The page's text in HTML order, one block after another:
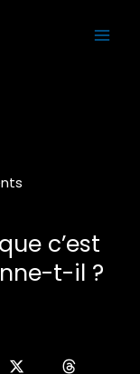
c’est
t-il ?